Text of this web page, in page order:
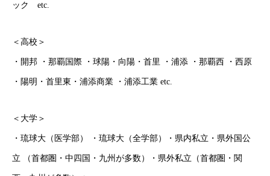
ック etc.
＜高校＞
・開邦 ・那覇国際 ・球陽・向陽・首里 ・浦添 ・那覇西 ・西原
・陽明・首里東・浦添商業 ・浦添工業 etc.
＜大学＞
・琉球大（医学部） ・琉球大（全学部）・県内私立・県外国公
立 （首都圏・中四国・九州が多数）・県外私立（首都圏・関